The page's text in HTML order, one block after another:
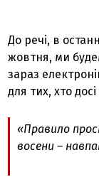
До речі, в
жовтня, ми
зараз
для тих, хто
«Правило
восени –